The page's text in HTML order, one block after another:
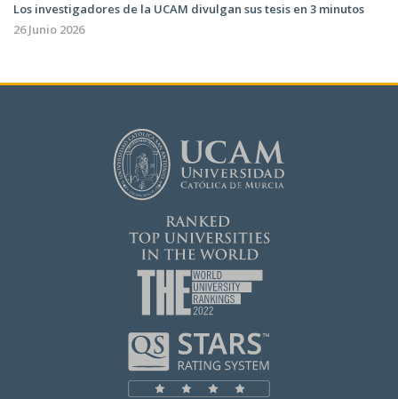
Los investigadores de la UCAM divulgan sus tesis en 3 minutos
26 Junio 2026